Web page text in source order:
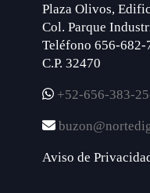
Plaza Olivos,
Col. Parque
Teléfono 656-682-
C.P. 32470
+52-656-383-
Aviso de